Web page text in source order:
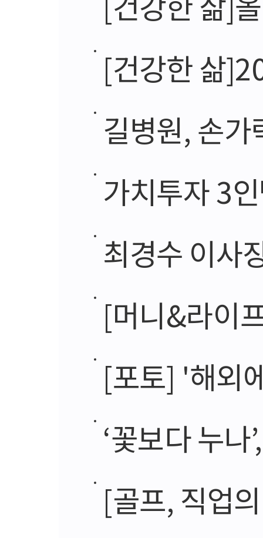
[건강한 삶
길병원, 손가
가치투자 3
최경수 이사
[머니&라이프]
[포토] '해외에
‘꽃보다 누
[골프, 직업의 세계⑦]